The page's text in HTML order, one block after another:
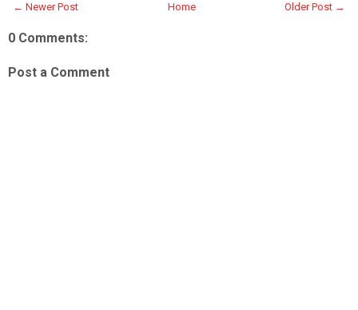
← Newer Post Older Post →
Home
0 Comments:
Post a Comment